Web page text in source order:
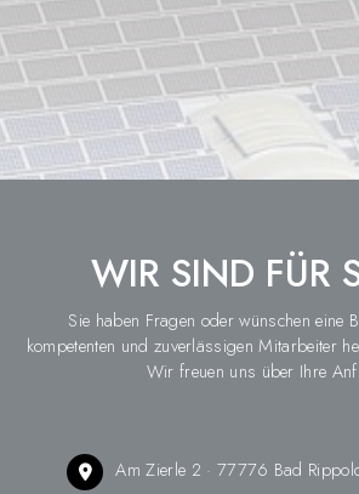
WIR SIND FÜR
Sie haben Fragen oder wünschen eine
kompetenten und zuverlässigen Mitarbeiter
Wir freuen uns über Ihre
Am Zierle 2 · 77776 Bad